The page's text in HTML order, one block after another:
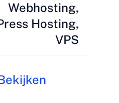
Webhosting,
Hosting,
VPS